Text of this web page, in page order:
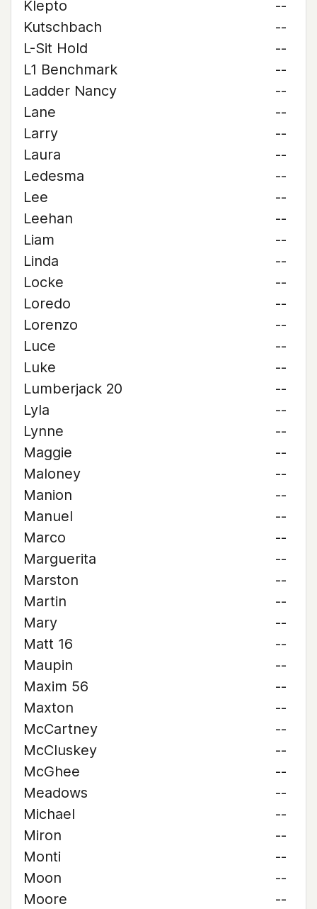
Klepto
--
Kutschbach
--
L-Sit Hold
--
L1 Benchmark
--
Ladder Nancy
--
Lane
--
Larry
--
Laura
--
Ledesma
--
Lee
--
Leehan
--
Liam
--
Linda
--
Locke
--
Loredo
--
Lorenzo
--
Luce
--
Luke
--
Lumberjack 20
--
Lyla
--
Lynne
--
Maggie
--
Maloney
--
Manion
--
Manuel
--
Marco
--
Marguerita
--
Marston
--
Martin
--
Mary
--
Matt 16
--
Maupin
--
Maxim 56
--
Maxton
--
McCartney
--
McCluskey
--
McGhee
--
Meadows
--
Michael
--
Miron
--
Monti
--
Moon
--
Moore
--